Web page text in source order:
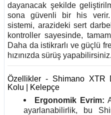
dayanacak şekilde
sona güvenli bir his verir.
sistemi, arazideki sert
kontroller sayesinde,
Daha da istikrarlı ve güçlü
hızınızda sürüş yapabilirsiniz.
Özellikler - Shimano XTR
Kolu | Kelepçe
Ergonomik Evrim:
ayarlanabilirlik, bu